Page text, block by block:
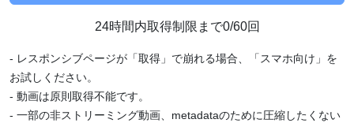
24時間内取得制限まで0/60回
- レスポンシブページが「取得」で崩れる場合、「スマホ向け」を
お試しください。
- 動画は原則取得不能です。
- 一部の非ストリーミング動画、metadataのために圧縮したくない